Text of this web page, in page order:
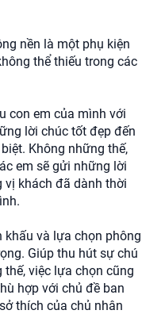
nền là một phụ kiện
thể thiếu trong các
con em của mình với
lời chúc tốt đẹp đến
Không những thế,
em sẽ gửi những lời
vị khách đã dành thời
khấu và lựa chọn phông
Giúp thu hút sự chú
việc lựa chọn cũng
hợp với chủ đề ban
thích của chủ nhân